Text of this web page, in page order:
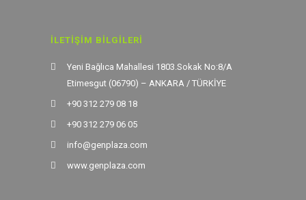
İLETIŞIM BILGILERI
Yeni Bağlıca Mahallesi 1803.Sokak No:8/A
Etimesgut (06790) – ANKARA / TÜRKİYE
+90 312 279 08 18
+90 312 279 06 05
info@genplaza.com
www.genplaza.com